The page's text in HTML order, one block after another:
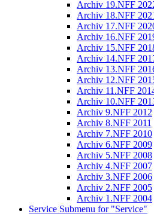
Archiv 19.NFF
Archiv 18.NFF
Archiv 17.NFF
Archiv 16.NFF
Archiv 15.NFF
Archiv 14.NFF
Archiv 13.NFF
Archiv 12.NFF
Archiv 11.NFF
Archiv 10.NFF
Archiv 9.NFF 2012
Archiv 8.NFF 2011
Archiv 7.NFF 2010
Archiv 6.NFF 2009
Archiv 5.NFF 2008
Archiv 4.NFF 2007
Archiv 3.NFF 2006
Archiv 2.NFF 2005
Archiv 1.NFF 2004
Service Submenu for "Service"